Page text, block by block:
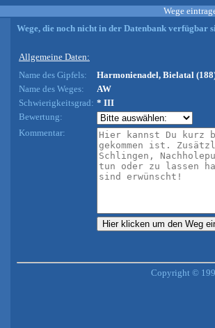
Wege
Wege, die noch nicht in der Datenbank verfügbar
Allgemeine Daten:
Name des Gipfels:
Harmonienadel, Bielatal
Name des Weges:
AW
Schwierigkeitsgrad: * III
Bewertung:
Kommentar:
Copyright ©